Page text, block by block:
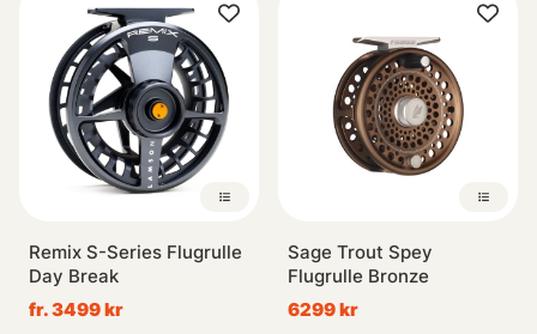
Remix S-Series Flugrulle
Day Break
fr. 3499 kr
Sage Trout Spey
Flugrulle Bronze
6299 kr